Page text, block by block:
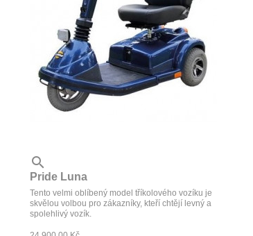

Pride Luna
Tento velmi oblíbený model tříkolového vozíku je
skvělou volbou pro zákazníky, kteří chtějí levný a
spolehlivý vozík.